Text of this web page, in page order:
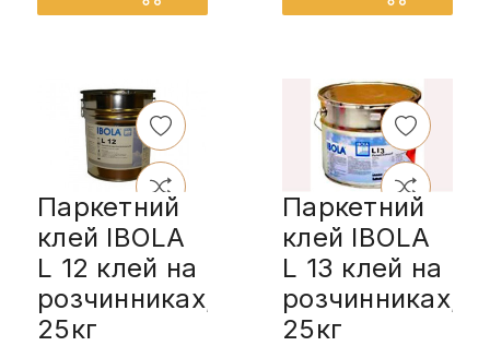
Паркетний
клей IBOLA
L 12 клей на
розчинниках,
25кг
Паркетний
клей IBOLA
L 13 клей на
розчинниках,
25кг